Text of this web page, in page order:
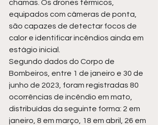
chamas. Os drones térmicos,
equipados com câmeras de ponta,
são capazes de detectar focos de
calor e identificar incêndios ainda em
estágio inicial.
Segundo dados do Corpo de
Bombeiros, entre 1 de janeiro e 30 de
junho de 2023, foram registradas 80
ocorrências de incêndio em mato,
distribuídas da seguinte forma: 2 em
janeiro, 8 em março, 18 em abril, 26 em